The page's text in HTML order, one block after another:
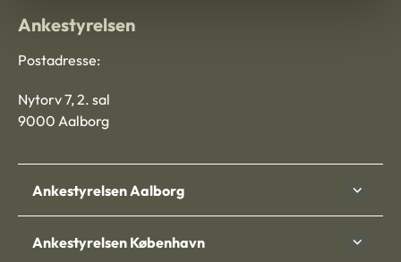
Ankestyrelsen
Postadresse:
Nytorv 7, 2. sal
9000 Aalborg
Ankestyrelsen Aalborg
Ankestyrelsen København